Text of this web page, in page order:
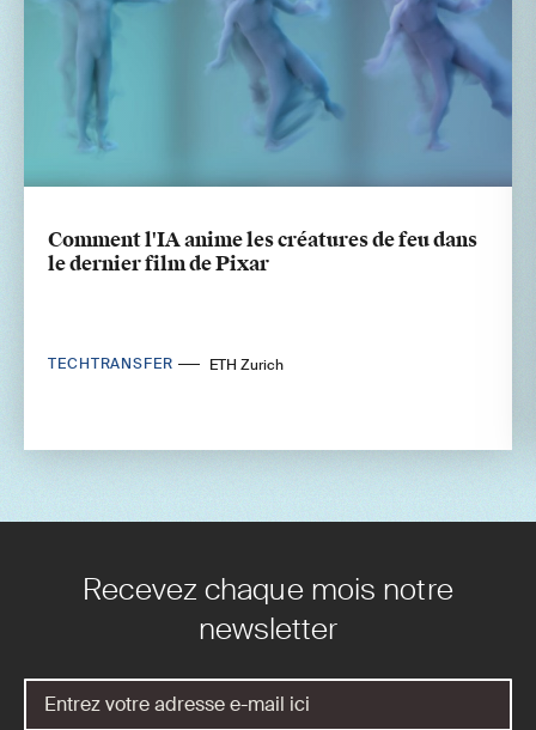
Comment l'IA anime les créatures de feu dans
le dernier film de Pixar
TECHTRANSFER ETH Zurich
Recevez chaque mois notre
newsletter